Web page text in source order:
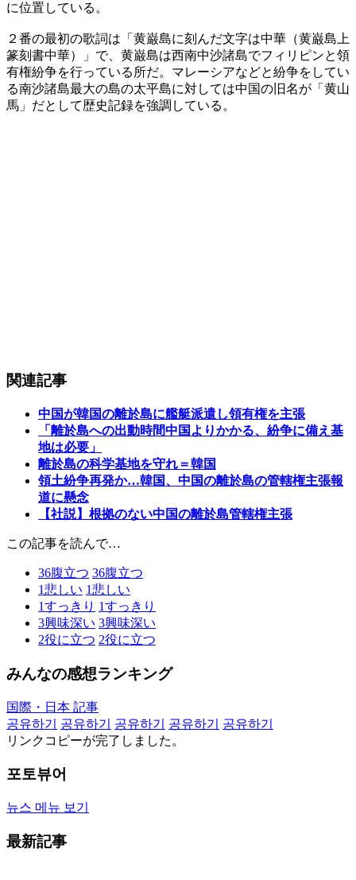
に位置している。
２番の最初の歌詞は「黄巌島に刻んだ文字は中華（黄巌島上
篆刻書中華）」で、黄巌島は西南中沙諸島でフィリピンと領
有権紛争を行っている所だ。マレーシアなどと紛争をしてい
る南沙諸島最大の島の太平島に対しては中国の旧名が「黄山
馬」だとして歴史記録を強調している。
関連記事
中国が韓国の離於島に艦艇派遣し領有権を主張
「離於島への出動時間中国よりかかる、紛争に備え基
地は必要」
離於島の科学基地を守れ＝韓国
領土紛争再発か…韓国、中国の離於島の管轄権主張報
道に懸念
【社説】根拠のない中国の離於島管轄権主張
この記事を読んで…
36腹立つ 36腹立つ
1悲しい 1悲しい
1すっきり 1すっきり
3興味深い 3興味深い
2役に立つ 2役に立つ
みんなの感想ランキング
国際・日本 記事
공유하기
공유하기 공유하기 공유하기
공유하기
リンクコピーが完了しました。
포토뷰어
뉴스 메뉴 보기
最新記事